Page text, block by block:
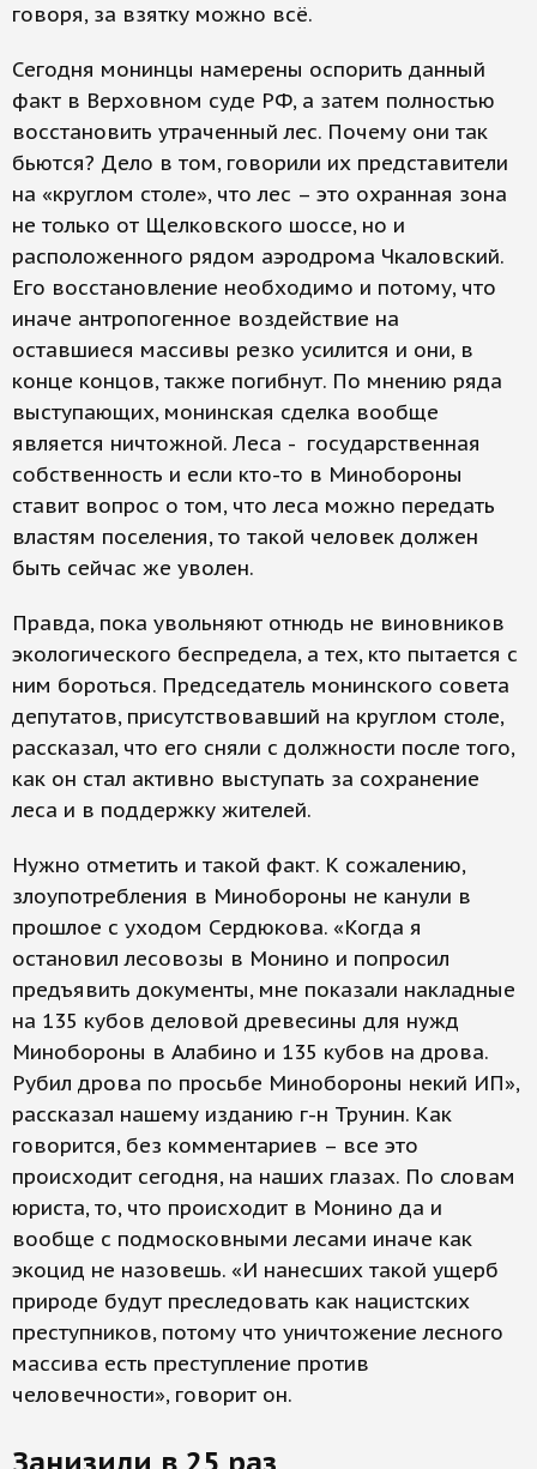
говоря, за взятку можно всё.
Сегодня монинцы намерены оспорить данный
факт в Верховном суде РФ, а затем полностью
восстановить утраченный лес. Почему они так
бьются? Дело в том, говорили их представители
на «круглом столе», что лес – это охранная зона
не только от Щелковского шоссе, но и
расположенного рядом аэродрома Чкаловский.
Его восстановление необходимо и потому, что
иначе антропогенное воздействие на
оставшиеся массивы резко усилится и они, в
конце концов, также погибнут. По мнению ряда
выступающих, монинская сделка вообще
является ничтожной. Леса - государственная
собственность и если кто-то в Минобороны
ставит вопрос о том, что леса можно передать
властям поселения, то такой человек должен
быть сейчас же уволен.
Правда, пока увольняют отнюдь не виновников
экологического беспредела, а тех, кто пытается с
ним бороться. Председатель монинского совета
депутатов, присутствовавший на круглом столе,
рассказал, что его сняли с должности после того,
как он стал активно выступать за сохранение
леса и в поддержку жителей.
Нужно отметить и такой факт. К сожалению,
злоупотребления в Минобороны не канули в
прошлое с уходом Сердюкова. «Когда я
остановил лесовозы в Монино и попросил
предъявить документы, мне показали накладные
на 135 кубов деловой древесины для нужд
Минобороны в Алабино и 135 кубов на дрова.
Рубил дрова по просьбе Минобороны некий ИП»,
рассказал нашему изданию г-н Трунин. Как
говорится, без комментариев – все это
происходит сегодня, на наших глазах. По словам
юриста, то, что происходит в Монино да и
вообще с подмосковными лесами иначе как
экоцид не назовешь. «И нанесших такой ущерб
природе будут преследовать как нацистских
преступников, потому что уничтожение лесного
массива есть преступление против
человечности», говорит он.